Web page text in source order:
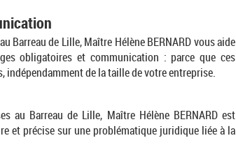
Barreau de Lille, Maître Hélène BERNARD vous aide
obligatoires et communication : parce que ces
de la taille de votre entreprise.
au Barreau de Lille, Maître Hélène BERNARD est
et précise sur une problématique juridique liée à la